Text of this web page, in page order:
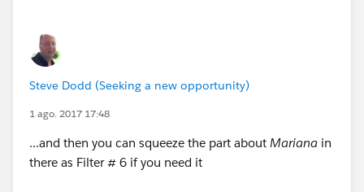
"2017",
"other"))
Steve Dodd (Seeking a new opportunity)
1 ago. 2017 17:48
...and then you can squeeze the part about Mariana in
there as Filter # 6 if you need it